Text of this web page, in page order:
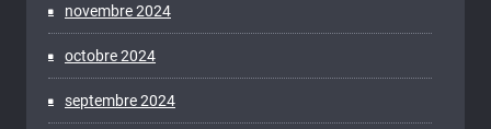
novembre 2024
octobre 2024
septembre 2024